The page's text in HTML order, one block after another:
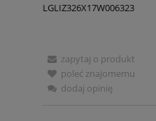
LGLIZ326X17W006323
zapytaj o produkt
poleć znajomemu
dodaj opinię